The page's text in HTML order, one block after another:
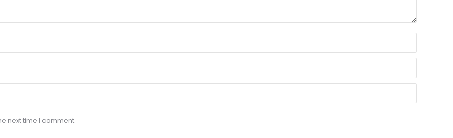
next time I comment.